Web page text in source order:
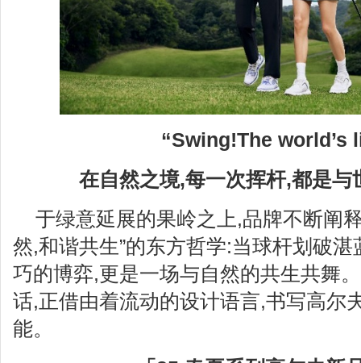
“Swing!The world’s
在自然之境,每一次挥杆,都是与
于绿意延展的果岭之上,品牌不断阐
然,和谐共生”的东方哲学:当球杆划破
巧的博弈,更是一场与自然的共生共舞
话,正借由着流动的设计语言,书写高尔
能。